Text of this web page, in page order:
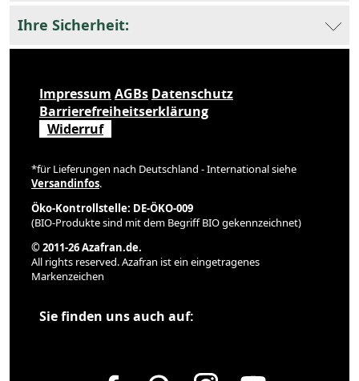
Ihre Sicherheit:
Impressum AGBs Datenschutz
Barrierefreiheitserklärung
Widerruf
*für Lieferungen nach Deutschland - International siehe
Versandinfos.
Öko-Kontrollstelle: DE-ÖKO-009
(BIO-Produkte sind mit dem Begriff BIO gekennzeichnet)
© 2011-26 Azafran.de.
All rights reserved. Azafran ist ein eingetragenes
Markenzeichen
Sie finden uns auch auf: